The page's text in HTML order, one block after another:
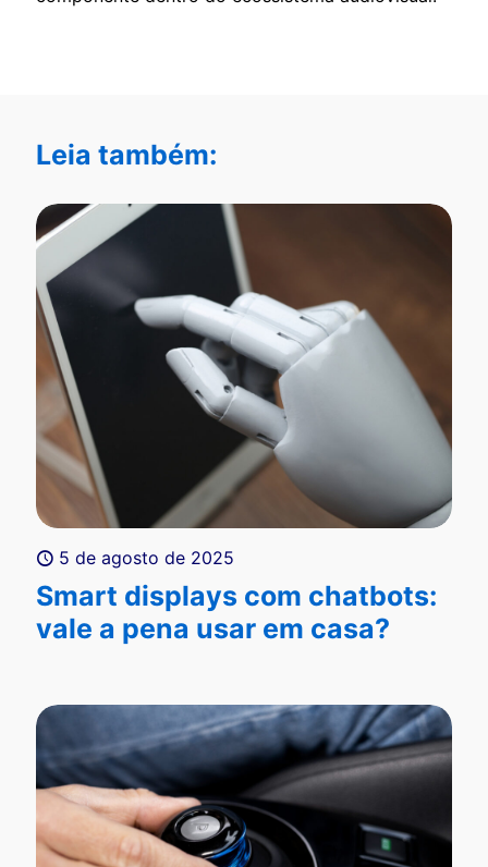
Leia também:
5 de agosto de 2025
Smart displays com chatbots:
vale a pena usar em casa?